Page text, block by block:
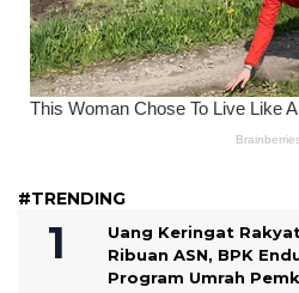
#TRENDING
Uang Keringat
Ribuan ASN, BPK
Program Umrah